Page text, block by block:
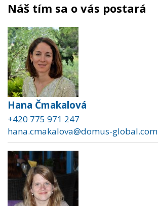
Náš tím sa o vás postará
Hana Čmakalová
+420 775 971 247
hana.cmakalova@domus-global.com